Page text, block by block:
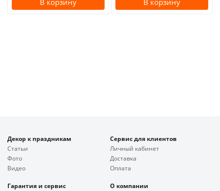
В корзину В корзину
Декор к праздникам
Статьи
Фото
Видео
Сервис для клиентов
Личный кабинет
Доставка
Оплата
Гарантия и сервис
О компании